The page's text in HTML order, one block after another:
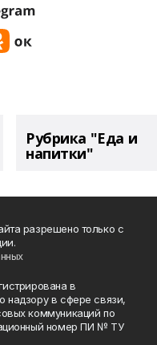
Рубрика "Еда и
напитки"
разрешено только с
в
надзору в сфере связи,
коммуникаций по
номер ПИ № ТУ